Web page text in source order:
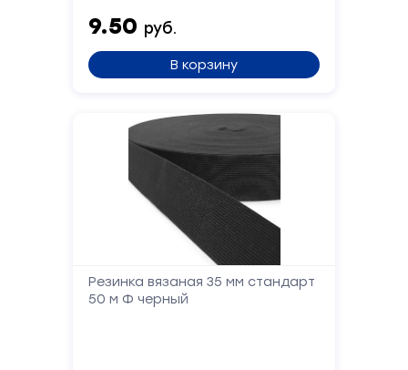
9.50 руб.
В корзину
Резинка вязаная 35 мм стандарт
50 м Ф черный
Отправить